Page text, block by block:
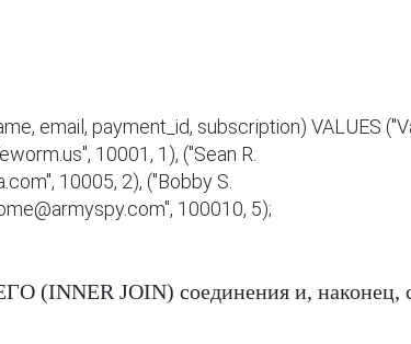
email, payment_id, subscription) VALUES
10001, 1), ("Sean R.
10005, 2), ("Bobby S.
100010, 5);
JOIN) соединения и, наконец, с